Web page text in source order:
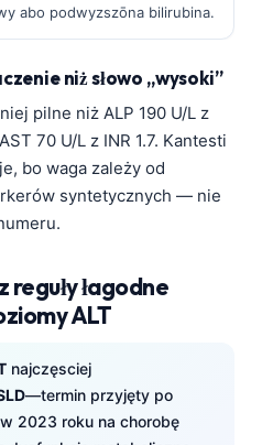
abo podwyzszōna bilirubina.
niż słowo „wysoki”
pilne niż ALP 190 U/L z
70 U/L z INR 1.7. Kantesti
bo waga zależy od
syntetycznych — nie
reguły łagodne
ALT
najczęsciej
—termin przyjęty po
2023 roku na chorobę